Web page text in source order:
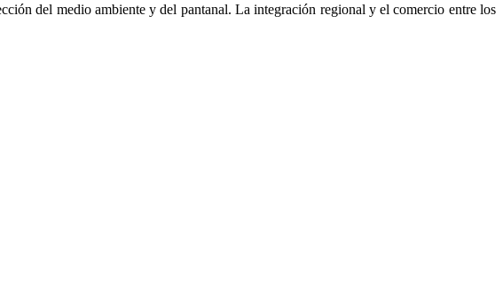
del medio ambiente y del pantanal. La integración regional y el comercio entre los